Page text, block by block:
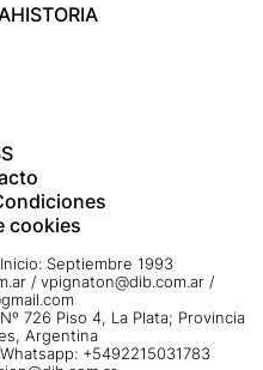
HISTORIA
cookies
Septiembre 1993
/ vpignaton@dib.com.ar /
726 Piso 4, La Plata; Provincia
Argentina
+5492215031783